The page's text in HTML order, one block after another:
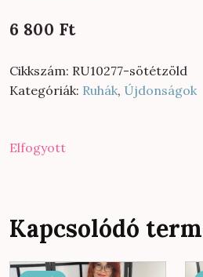
6 800 Ft
Cikkszám: RU10277-sötétzöld
Kategóriák: Ruhák, Újdonságok
Elfogyott
Kapcsolódó